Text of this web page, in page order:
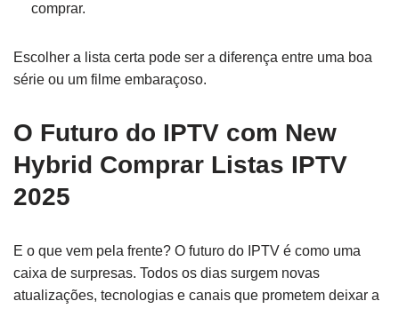
comprar.
Escolher a lista certa pode ser a diferença entre uma boa
série ou um filme embaraçoso.
O Futuro do IPTV com New
Hybrid Comprar Listas IPTV
2025
E o que vem pela frente? O futuro do IPTV é como uma
caixa de surpresas. Todos os dias surgem novas
atualizações, tecnologias e canais que prometem deixar a